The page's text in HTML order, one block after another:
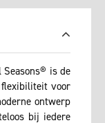
is de
voor
ontwerp
bij iedere